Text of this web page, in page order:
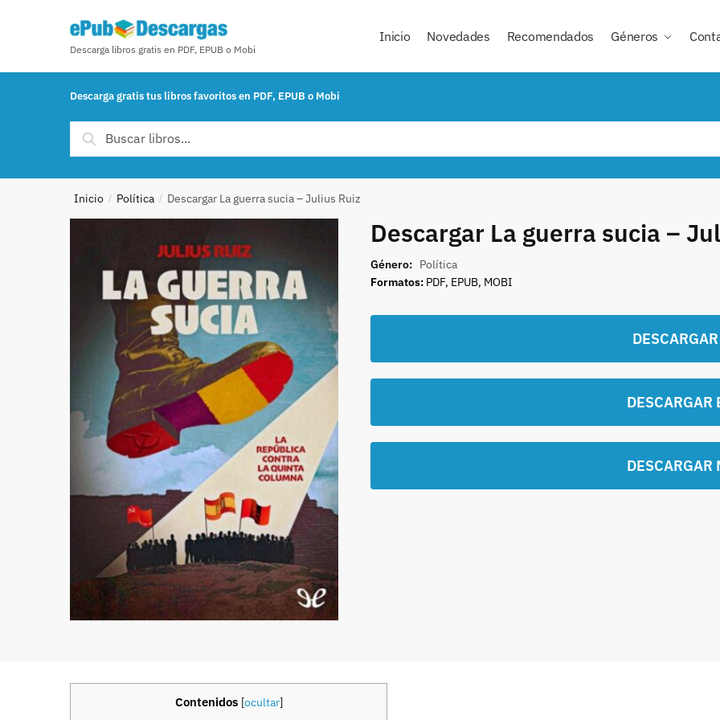
Descarga libros gratis en PDF, EPUB o Mobi
Inicio Novedades Recomendados Géneros
Descarga gratis tus libros favoritos en PDF, EPUB o Mobi
Buscar por:
Buscar
Inicio / Política / Descargar La guerra sucia – Julius Ruiz
Descargar La guerra sucia –
Género: Política
Formatos: PDF, EPUB, MOBI
DESCARGAR
DESCARGAR
Contenidos [ocultar]